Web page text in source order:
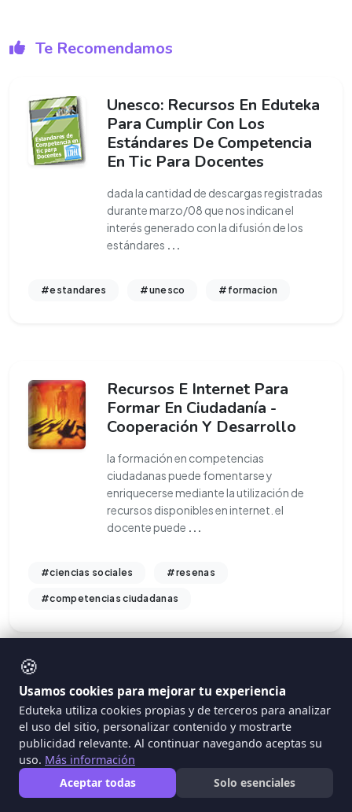
Te Recomendamos
Unesco: Recursos En Eduteka
Para Cumplir Con Los
Estándares De Competencia
En Tic Para Docentes
dada la cantidad de descargas registradas
durante marzo/08 que nos indican el
interés generado con la difusión de los
estándares ...
#estandares #unesco #formacion
Recursos E Internet Para
Formar En Ciudadanía -
Cooperación Y Desarrollo
la formación en competencias
ciudadanas puede fomentarse y
enriquecerse mediante la utilización de
recursos disponibles en internet. el
docente puede ...
#ciencias sociales #resenas
#competencias ciudadanas
🍪
Usamos cookies para mejorar tu experiencia
Eduteka utiliza cookies propias y de terceros para analizar
el uso del sitio, personalizar contenido y mostrarte
publicidad relevante. Al continuar navegando aceptas su
uso. Más información
Aceptar todas
Solo esenciales